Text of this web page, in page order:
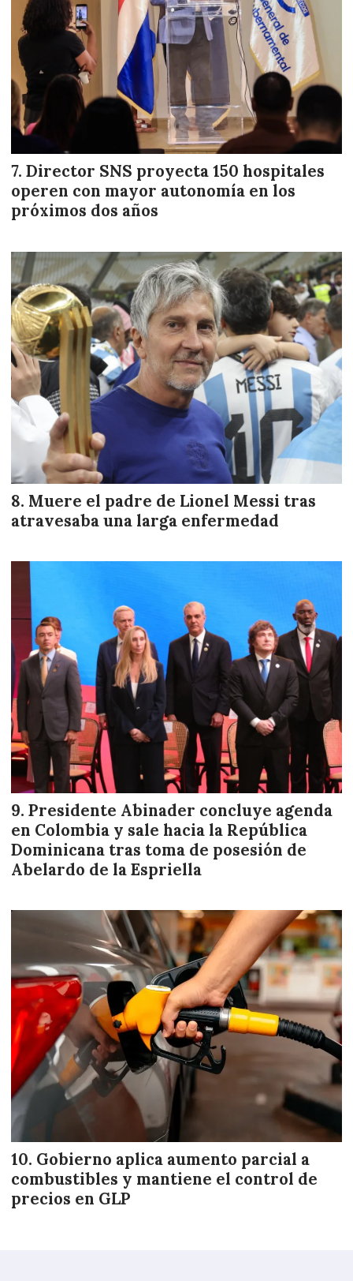
Director SNS proyecta 150 hospitales
operen con mayor autonomía en los
próximos dos años
Muere el padre de Lionel Messi tras
atravesaba una larga enfermedad
Presidente Abinader concluye agenda
en Colombia y sale hacia la República
Dominicana tras toma de posesión de
Abelardo de la Espriella
Gobierno aplica aumento parcial a
combustibles y mantiene el control de
precios en GLP